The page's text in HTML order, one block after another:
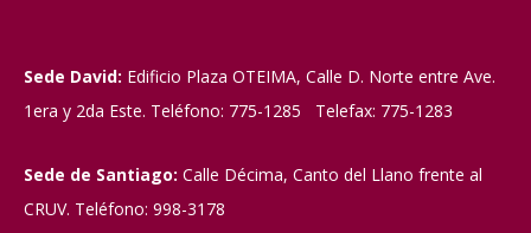
Sede David: Edificio Plaza OTEIMA, Calle D. Norte entre Ave.
1era y 2da Este. Teléfono: 775-1285 Telefax: 775-1283
Sede de Santiago: Calle Décima, Canto del Llano frente al
CRUV. Teléfono: 998-3178